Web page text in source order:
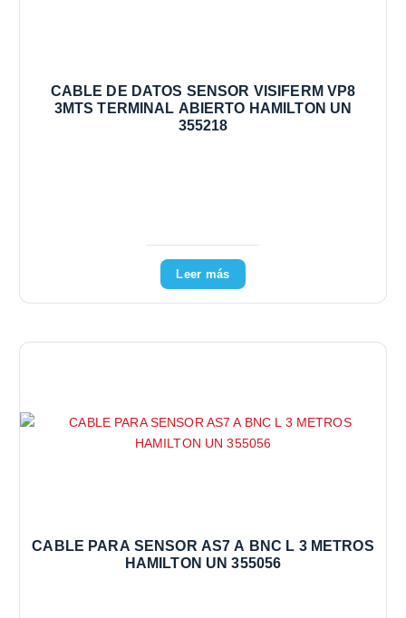
CABLE DE DATOS SENSOR VISIFERM VP8
3MTS TERMINAL ABIERTO HAMILTON UN
355218
Leer más
CABLE PARA SENSOR AS7 A BNC L 3 METROS
HAMILTON UN 355056